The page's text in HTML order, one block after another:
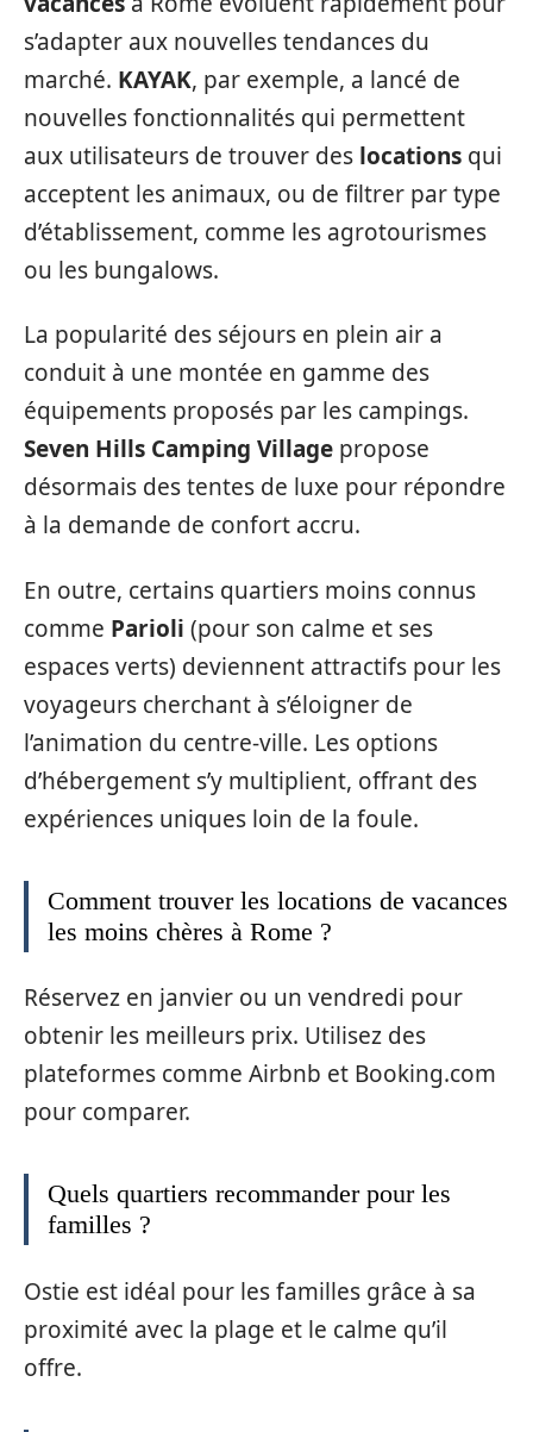
s’adapter aux nouvelles tendances du
marché. KAYAK, par exemple, a lancé de
nouvelles fonctionnalités qui permettent
aux utilisateurs de trouver des locations qui
acceptent les animaux, ou de filtrer par type
d’établissement, comme les agrotourismes
ou les bungalows.
La popularité des séjours en plein air a
conduit à une montée en gamme des
équipements proposés par les campings.
Seven Hills Camping Village propose
désormais des tentes de luxe pour répondre
à la demande de confort accru.
En outre, certains quartiers moins connus
comme Parioli (pour son calme et ses
espaces verts) deviennent attractifs pour les
voyageurs cherchant à s’éloigner de
l’animation du centre-ville. Les options
d’hébergement s’y multiplient, offrant des
expériences uniques loin de la foule.
Comment trouver les locations de vacances
les moins chères à Rome ?
Réservez en janvier ou un vendredi pour
obtenir les meilleurs prix. Utilisez des
plateformes comme Airbnb et Booking.com
pour comparer.
Quels quartiers recommander pour les
familles ?
Ostie est idéal pour les familles grâce à sa
proximité avec la plage et le calme qu’il
offre.